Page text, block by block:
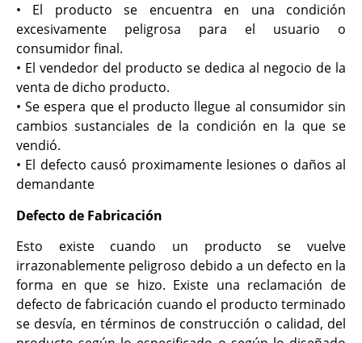
• El producto se encuentra en una condición
excesivamente peligrosa para el usuario o
consumidor final.
• El vendedor del producto se dedica al negocio de la
venta de dicho producto.
• Se espera que el producto llegue al consumidor sin
cambios sustanciales de la condición en la que se
vendió.
• El defecto causó proximamente lesiones o daños al
demandante
Defecto de Fabricación
Esto existe cuando un producto se vuelve
irrazonablemente peligroso debido a un defecto en la
forma en que se hizo. Existe una reclamación de
defecto de fabricación cuando el producto terminado
se desvía, en términos de construcción o calidad, del